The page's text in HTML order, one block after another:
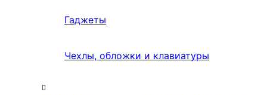
Гаджеты
Чехлы, обложки и клавиатуры